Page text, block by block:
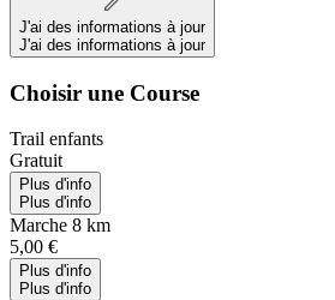
J'ai des informations à jour
J'ai des informations à jour
Choisir une Course
Trail enfants
Gratuit
Plus d'info
Plus d'info
Marche 8 km
5,00 €
Plus d'info
Plus d'info